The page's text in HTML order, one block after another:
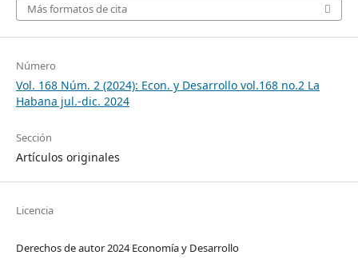
Más formatos de cita
Número
Vol. 168 Núm. 2 (2024): Econ. y Desarrollo vol.168 no.2 La
Habana jul.-dic. 2024
Sección
Artículos originales
Licencia
Derechos de autor 2024 Economía y Desarrollo